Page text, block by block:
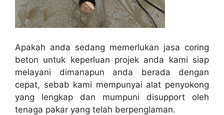
Apakah anda sedang memerlukan jasa coring
beton untuk keperluan projek anda kami siap
melayani dimanapun anda berada dengan
cepat, sebab kami mempunyai alat penyokong
yang lengkap dan mumpuni disupport oleh
tenaga pakar yang telah berpenglaman.